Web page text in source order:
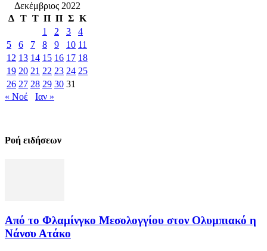
Δεκέμβριος 2022
Δ Τ Τ Π Π Σ Κ
1
2 3
4
5
6 7 8 9 10 11
12 13 14 15 16 17 18
19 20 21 22 23 24 25
26 27 28 29 30 31
« Νοέ
Ιαν »
Ροή ειδήσεων
Από το Φλαμίνγκο Μεσολογγίου στον Ολυμπιακό η
Νάνσυ Ατάκο